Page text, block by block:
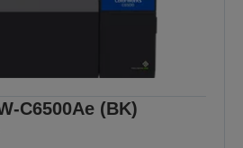
C6500Ae (BK)